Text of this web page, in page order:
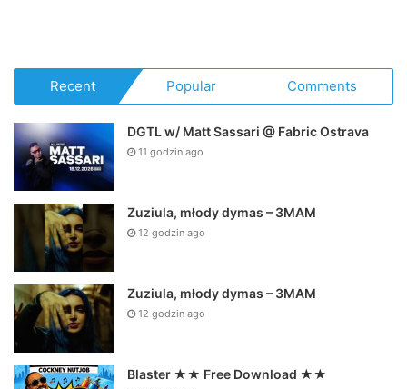
Recent Popular Comments
DGTL w/ Matt Sassari @ Fabric Ostrava
11 godzin ago
Zuziula, młody dymas – 3MAM
12 godzin ago
Zuziula, młody dymas – 3MAM
12 godzin ago
Blaster ★★ Free Download ★★